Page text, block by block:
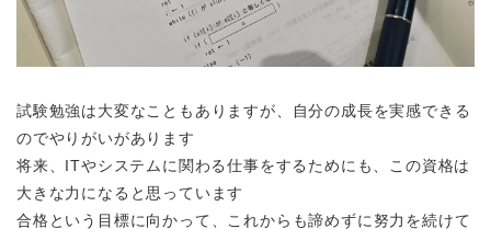
試験勉強は大変なこともありますが、自分の成長を実感できる
のでやりがいがあります
将来、ITやシステムに関わる仕事をするためにも、この資格は
大きな力になると思っています
合格という目標に向かって、これからも諦めずに努力を続けて